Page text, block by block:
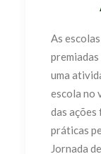
As
uma
escola no
das
práticas
Jornada